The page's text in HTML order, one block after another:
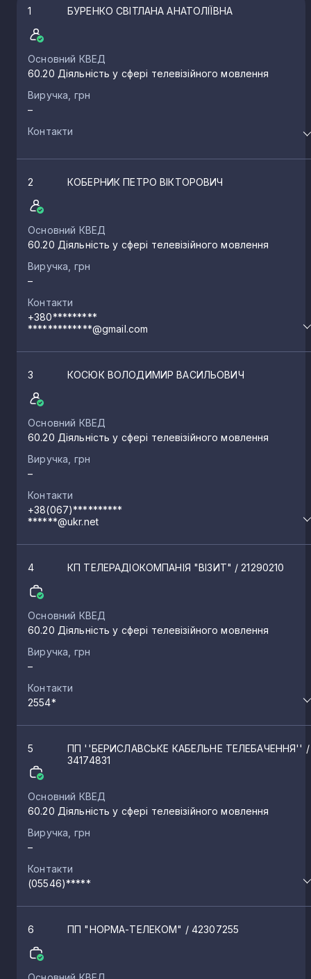
1 БУРЕНКО СВІТЛАНА АНАТОЛІЇВНА
Основний КВЕД
60.20 Діяльність у сфері телевізійного мовлення
Виручка, грн
–
Контакти
2 КОБЕРНИК ПЕТРО ВІКТОРОВИЧ
Основний КВЕД
60.20 Діяльність у сфері телевізійного мовлення
Виручка, грн
–
Контакти
+380*********
*************@gmail.com
3 КОСЮК ВОЛОДИМИР ВАСИЛЬОВИЧ
Основний КВЕД
60.20 Діяльність у сфері телевізійного мовлення
Виручка, грн
–
Контакти
+38(067)**********
******@ukr.net
4 КП ТЕЛЕРАДІОКОМПАНІЯ "ВІЗИТ" / 21290210
Основний КВЕД
60.20 Діяльність у сфері телевізійного мовлення
Виручка, грн
–
Контакти
2554*
5 ПП ''БЕРИСЛАВСЬКЕ КАБЕЛЬНЕ ТЕЛЕБАЧЕННЯ'' /
34174831
Основний КВЕД
60.20 Діяльність у сфері телевізійного мовлення
Виручка, грн
–
Контакти
(05546)*****
6 ПП "НОРМА-ТЕЛЕКОМ" / 42307255